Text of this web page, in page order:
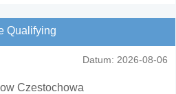
Qualifying
Datum: 2026-08-06
Czestochowa